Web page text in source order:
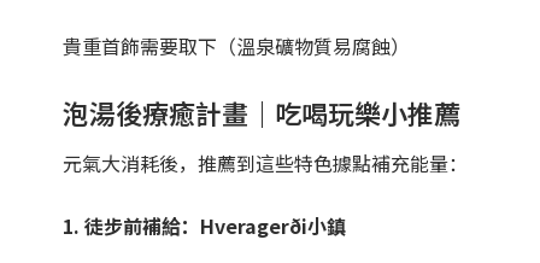
貴重首飾需要取下（溫泉礦物質易腐蝕）
泡湯後療癒計畫｜吃喝玩樂小推薦
元氣大消耗後，推薦到這些特色據點補充能量：
1. 徒步前補給：Hveragerði小鎮